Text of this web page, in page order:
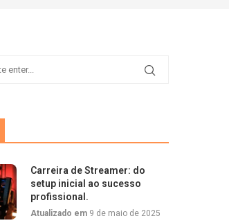
Carreira de Streamer: do
setup inicial ao sucesso
profissional.
Atualizado em 9 de maio de 2025